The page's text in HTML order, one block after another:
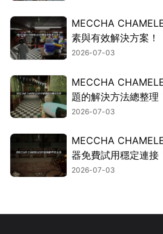
MECCHA
素與有效解決方案！
2026-07-03
MECCHA
題的解決方法總整理
2026-07-03
MECCHA
器免費試用穩定連接
2026-07-03